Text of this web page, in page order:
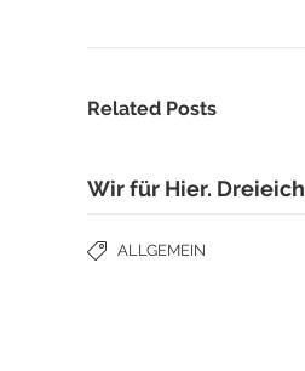
Related Posts
Wir für Hier. Dreieich
ALLGEMEIN